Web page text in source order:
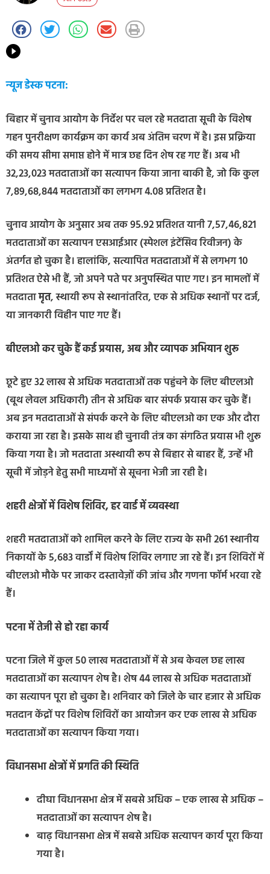
न्यूज डेस्क पटना:
बिहार में चुनाव आयोग के निर्देश पर चल रहे मतदाता सूची के विशेष
गहन पुनरीक्षण कार्यक्रम का कार्य अब अंतिम चरण में है। इस प्रक्रिया
की समय सीमा समाप्त होने में मात्र छह दिन शेष रह गए हैं। अब भी
32,23,023 मतदाताओं का सत्यापन किया जाना बाकी है, जो कि कुल
7,89,68,844 मतदाताओं का लगभग 4.08 प्रतिशत है।
चुनाव आयोग के अनुसार अब तक 95.92 प्रतिशत यानी 7,57,46,821
मतदाताओं का सत्यापन एसआईआर (स्पेशल इंटेंसिव रिवीजन) के
अंतर्गत हो चुका है। हालांकि, सत्यापित मतदाताओं में से लगभग 10
प्रतिशत ऐसे भी हैं, जो अपने पते पर अनुपस्थित पाए गए। इन मामलों में
मतदातामृत, स्थायी रूप से स्थानांतरित, एक से अधिक स्थानों पर दर्ज,
या जानकारी विहीन पाए गए हैं।
बीएलओ कर चुके हैं कई प्रयास, अब और व्यापक अभियान शुरू
छूटे हुए 32 लाख से अधिक मतदाताओं तक पहुंचने के लिए बीएलओ
(बूथ लेवल अधिकारी) तीन से अधिक बार संपर्क प्रयास कर चुके हैं।
अब इन मतदाताओं से संपर्क करने के लिए बीएलओ का एक और दौरा
कराया जा रहा है। इसके साथ ही चुनावी तंत्र का संगठित प्रयास भी शुरू
किया गया है। जो मतदाता अस्थायी रूप से बिहार से बाहर हैं, उन्हें भी
सूची में जोड़ने हेतु सभी माध्यमों से सूचना भेजी जा रही है।
शहरी क्षेत्रों में विशेष शिविर, हर वार्ड में व्यवस्था
शहरी मतदाताओं को शामिल करने के लिए राज्य के सभी 261 स्थानीय
निकायों के 5,683 वार्डों में विशेष शिविर लगाए जा रहे हैं। इन शिविरों में
बीएलओ मौके पर जाकर दस्तावेज़ों की जांच और गणना फॉर्म भरवा रहे
हैं।
पटना में तेजी से हो रहा कार्य
पटना जिले में कुल 50 लाख मतदाताओं में से अब केवल छह लाख
मतदाताओं का सत्यापन शेष है। शेष 44 लाख से अधिक मतदाताओं
का सत्यापन पूरा हो चुका है। शनिवार को जिले के चार हजार से अधिक
मतदान केंद्रों पर विशेष शिविरों का आयोजन कर एक लाख से अधिक
मतदाताओं का सत्यापन किया गया।
विधानसभा क्षेत्रों में प्रगति की स्थिति
दीघा विधानसभा क्षेत्र में सबसे अधिक – एक लाख से अधिक –
मतदाताओं का सत्यापन शेष है।
बाढ़ विधानसभा क्षेत्र में सबसे अधिक सत्यापन कार्य पूरा किया
गया है।